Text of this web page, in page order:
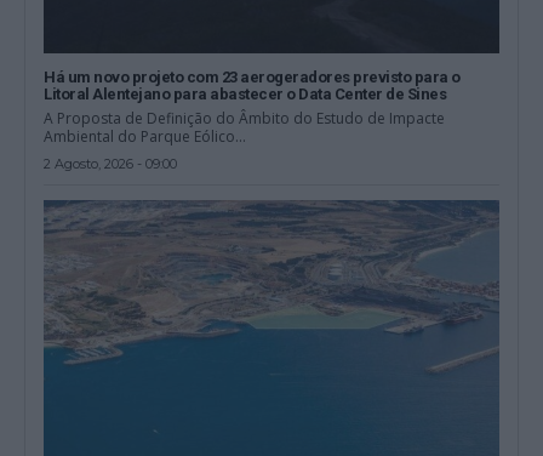
Há um novo projeto com 23 aerogeradores previsto para o
Litoral Alentejano para abastecer o Data Center de Sines
A Proposta de Definição do Âmbito do Estudo de Impacte
Ambiental do Parque Eólico...
2 Agosto, 2026 - 09:00